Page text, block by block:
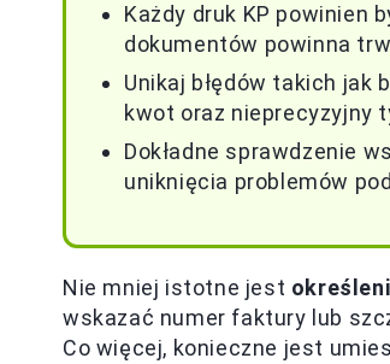
Każdy druk KP powinien
dokumentów powinna
Unikaj błędów takich jak
kwot oraz nieprecyzyjny
Dokładne sprawdzenie
uniknięcia problemów
Nie mniej istotne jest
wskazać numer faktury lub
Co więcej, konieczne jest